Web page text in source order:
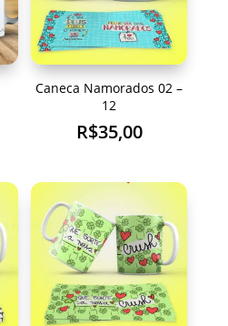
Caneca Namorados 02 –
12
R$35,00